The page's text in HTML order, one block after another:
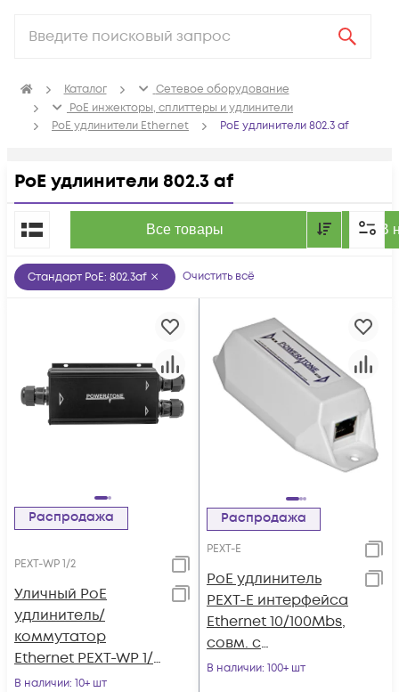
Каталог
Сетевое оборудование
PoE инжекторы, сплиттеры и удлинители
PoE удлинители Ethernet
PoE удлинители 802.3 af
PoE удлинители 802.3 af
Все товары В
По популярности
Стандарт PoE: 802.3af Очистить всё
Распродажа
PEXT-WP 1/2
Уличный PoE
удлинитель/
коммутатор
Ethernet PEXT-WP 1/2
10/100/1000BASE-TX,
В наличии: 10+ шт
Распродажа
PEXT-E
PoE удлинитель
PEXT-E интерфейса
Ethernet 10/100Mbs,
совм. с
802.3af&at(аналог
В наличии: 100+ шт